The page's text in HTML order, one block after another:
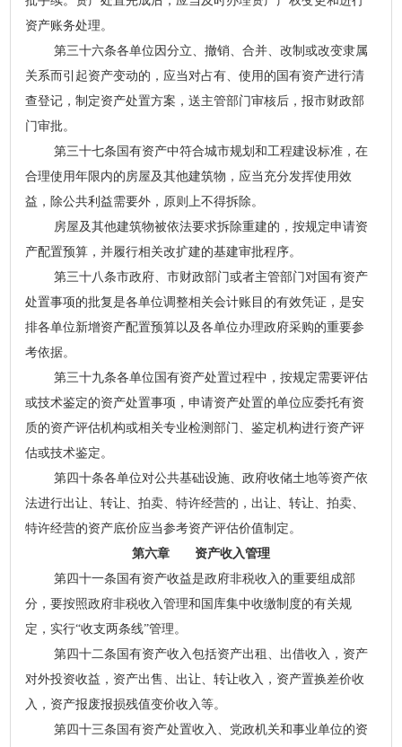
资产账务处理。
第三十六条各单位因分立、撤销、合并、改制或改变隶属
关系而引起资产变动的，应当对占有、使用的国有资产进行清
查登记，制定资产处置方案，送主管部门审核后，报市财政部
门审批。
第三十七条国有资产中符合城市规划和工程建设标准，在
合理使用年限内的房屋及其他建筑物，应当充分发挥使用效
益，除公共利益需要外，原则上不得拆除。
房屋及其他建筑物被依法要求拆除重建的，按规定申请资
产配置预算，并履行相关改扩建的基建审批程序。
第三十八条市政府、市财政部门或者主管部门对国有资产
处置事项的批复是各单位调整相关会计账目的有效凭证，是安
排各单位新增资产配置预算以及各单位办理政府采购的重要参
考依据。
第三十九条各单位国有资产处置过程中，按规定需要评估
或技术鉴定的资产处置事项，申请资产处置的单位应委托有资
质的资产评估机构或相关专业检测部门、鉴定机构进行资产评
估或技术鉴定。
第四十条各单位对公共基础设施、政府收储土地等资产依
法进行出让、转让、拍卖、特许经营的，出让、转让、拍卖、
特许经营的资产底价应当参考资产评估价值制定。
第六章 资产收入管理
第四十一条国有资产收益是政府非税收入的重要组成部
分，要按照政府非税收入管理和国库集中收缴制度的有关规
定，实行“收支两条线”管理。
第四十二条国有资产收入包括资产出租、出借收入，资产
对外投资收益，资产出售、出让、转让收入，资产置换差价收
入，资产报废报损残值变价收入等。
第四十三条国有资产处置收入、党政机关和事业单位的资